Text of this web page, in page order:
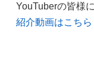
YouTuberの皆様
紹介動画はこちら